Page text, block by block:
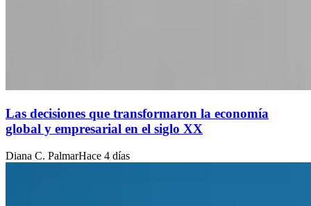
Las decisiones que transformaron la economía
global y empresarial en el siglo XX
Diana C. PalmarHace 4 días